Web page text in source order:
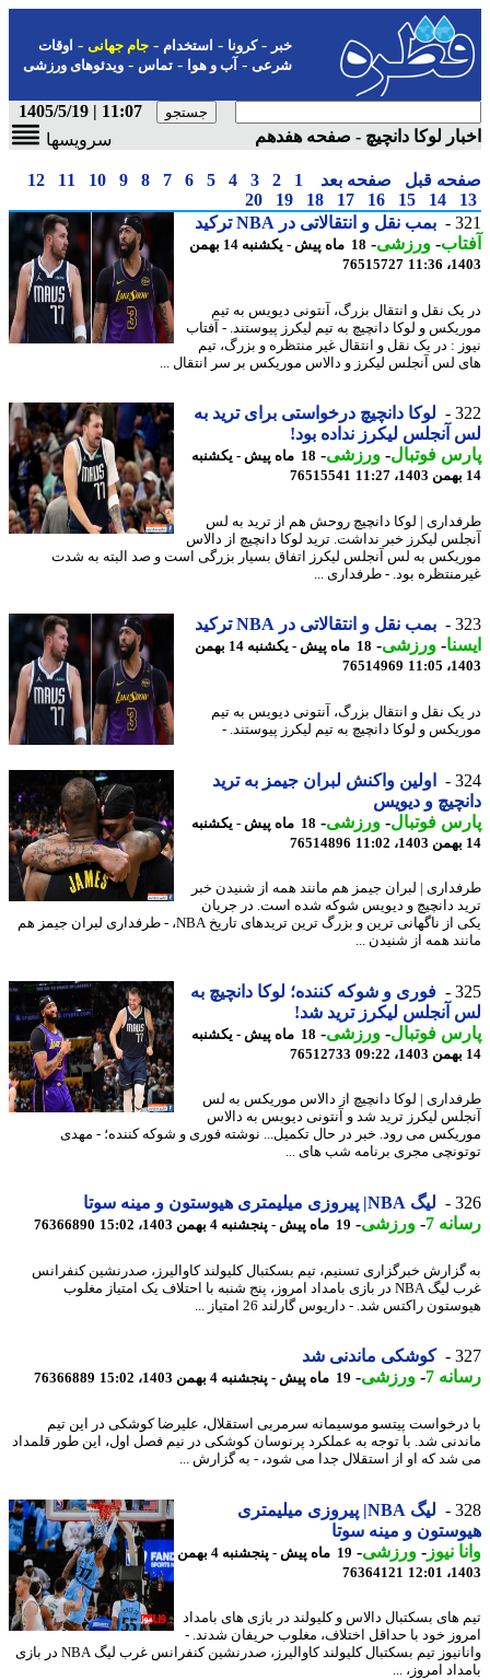
-کرونا-استخدام- جام جهانی-اوقات
شرعی-آب و هوا-تماس-ویدئوهای ورزشی
11:07 | 1405/5/19
لوکا دانچیچ - صفحه هفدهم
سرویسها
قبل صفحه بعد 1
2
3
4
5
6
7
8
9
10
11
12
14
15
16
17
18
19
20
بمب نقل و انتقالاتی در NBA ترکید
-ورزشی-
18 ماه پیش - یکشنبه 14 بهمن
76515727
نقل و انتقال بزرگ، آنتونی دیویس به تیم
و لوکا دانچیچ به تیم لیکرز پیوستند. - آفتاب
: در یک نقل و انتقال غیر منتظره و بزرگ، تیم
لس آنجلس لیکرز و دالاس موریکس بر سر انتقال ...
لوکا دانچیچ درخواستی برای ترید به
آنجلس لیکرز نداده بود!
فوتبال-ورزشی-
18 ماه پیش - یکشنبه
76515541
| لوکا دانچیچ روحش هم از ترید به لس
لیکرز خبر نداشت. ترید لوکا دانچیچ از دالاس
به لس آنجلس لیکرز اتفاق بسیار بزرگی است و صد البته به شدت
بود. - طرفداری ...
بمب نقل و انتقالاتی در NBA ترکید
-ورزشی-
18 ماه پیش - یکشنبه 14 بهمن
76514969
نقل و انتقال بزرگ، آنتونی دیویس به تیم
و لوکا دانچیچ به تیم لیکرز پیوستند. -
اولین واکنش لبران جیمز به ترید
و دیویس
فوتبال-ورزشی-
18 ماه پیش - یکشنبه
76514896
| لبران جیمز هم مانند همه از شنیدن خبر
دانچیچ و دیویس شوکه شده است. در جریان
یکی از ناگهانی ترین و بزرگ ترین تریدهای تاریخ NBA، - طرفداری لبران جیمز هم
همه از شنیدن ...
فوری و شوکه کننده؛ لوکا دانچیچ به
آنجلس لیکرز ترید شد!
فوتبال-ورزشی-
18 ماه پیش - یکشنبه
76512733
| لوکا دانچیچ از دالاس موریکس به لس
لیکرز ترید شد و آنتونی دیویس به دالاس
می رود. خبر در حال تکمیل... نوشته فوری و شوکه کننده؛ - مهدی
مجری برنامه شب های ...
لیگ NBA| پیروزی میلیمتری هیوستون و مینه سوتا
7
-ورزشی-19 ماه پیش - پنجشنبه 4 بهمن 1403، 15:02 76366890
خبرگزاری تسنیم، تیم بسکتبال کلیولند کاوالیرز، صدرنشین کنفرانس
غرب لیگ NBA در بازی بامداد امروز، پنج شنبه با احتلاف یک امتیاز مغلوب
راکتس شد. - داریوس گارلند 26 امتیاز ...
کوشکی ماندنی شد
7
-ورزشی-19 ماه پیش - پنجشنبه 4 بهمن 1403، 15:02 76366889
پیتسو موسیمانه سرمربی استقلال، علیرضا کوشکی در این تیم
شد. با توجه به عملکرد پرنوسان کوشکی در نیم فصل اول، این طور قلمداد
که او از استقلال جدا می شود، - به گزارش ...
لیگ NBA| پیروزی میلیمتری
و مینه سوتا
نیوز-ورزشی-
19 ماه پیش - پنجشنبه 4 بهمن
76364121
های بسکتبال دالاس و کلیولند در بازی های بامداد
خود با حداقل اختلاف، مغلوب حریفان شدند. -
وانانیوز تیم بسکتبال کلیولند کاوالیرز، صدرنشین کنفرانس غرب لیگ NBA در بازی
امروز، ...